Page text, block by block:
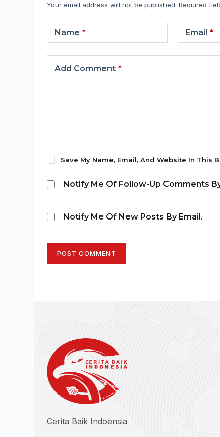
Your email address will not be published. Required
Name * Email *
Add Comment *
Save My Name, Email, And Website In This
Notify Me Of Follow-Up Comments
Notify Me Of New Posts By Email.
POST COMMENT
Cerita Baik Indoensia